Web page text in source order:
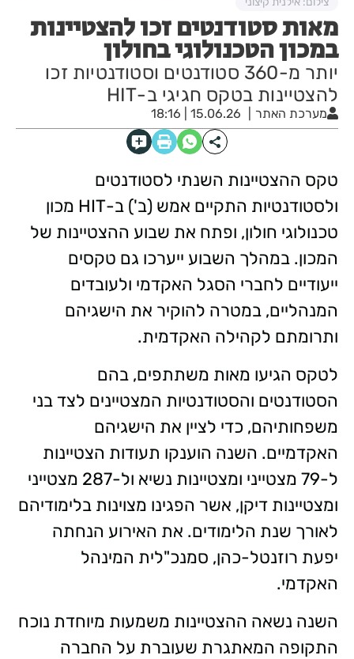
מאות סטודנטים זכו להצטיינות
במכון הטכנולוגי בחולון
יותר מ-360 סטודנטים וסטודנטיות זכו
להצטיינות בטקס חגיגי ב-HIT
מערכת האתר 15.06.26 | 18:16
טקס ההצטיינות השנתי לסטודנטים
ולסטודנטיות התקיים אמש (ב') ב-HIT מכון
טכנולוגי חולון, ופתח את שבוע ההצטיינות של
המכון. במהלך השבוע ייערכו גם טקסים
ייעודיים לחברי הסגל האקדמי ולעובדים
המנהליים, במטרה להוקיר את הישגיהם
ותרומתם לקהילה האקדמית.
לטקס הגיעו מאות משתתפים, בהם
הסטודנטים והסטודנטיות המצטיינים לצד בני
משפחותיהם, כדי לציין את הישגיהם
האקדמיים. השנה הוענקו תעודות הצטיינות
ל-79 מצטייני ומצטיינות נשיא ול-287 מצטייני
ומצטיינות דיקן, אשר הפגינו מצוינות בלימודיהם
לאורך שנת הלימודים. את האירוע הנחתה
יפעת רוזנטל-כהן, סמנכ"לית המינהל
האקדמי.
השנה נשאה ההצטיינות משמעות מיוחדת נוכח
התקופה המאתגרת שעוברת על החברה